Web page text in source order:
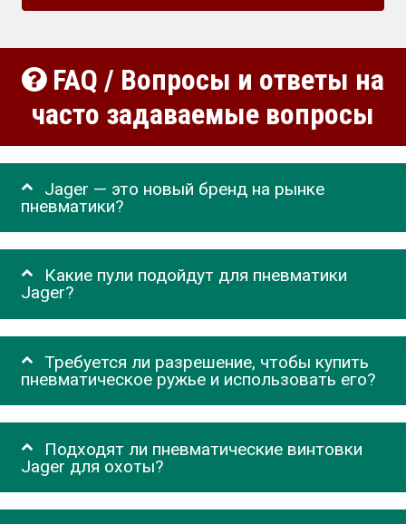
FAQ / Вопросы и ответы на
часто задаваемые вопросы
Jager — это новый бренд на рынке
пневматики?
Какие пули подойдут для пневматики
Jager?
Требуется ли разрешение, чтобы купить
пневматическое ружье и использовать его?
Подходят ли пневматические винтовки
Jager для охоты?